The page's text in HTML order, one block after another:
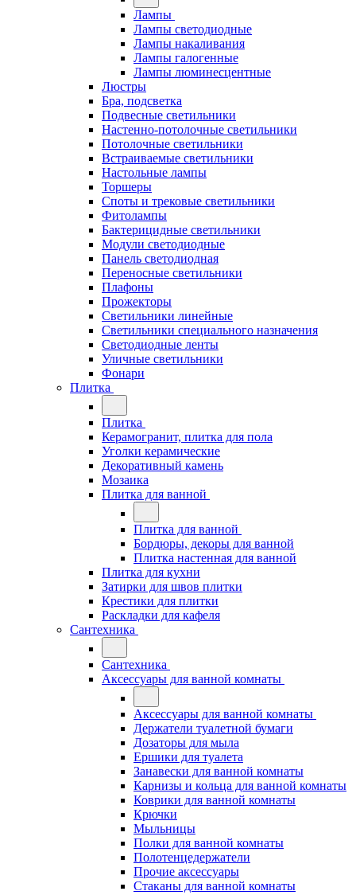
Лампы
Лампы светодиодные
Лампы накаливания
Лампы галогенные
Лампы люминесцентные
Люстры
Бра, подсветка
Подвесные светильники
Настенно-потолочные светильники
Потолочные светильники
Встраиваемые светильники
Настольные лампы
Торшеры
Споты и трековые светильники
Фитолампы
Бактерицидные светильники
Модули светодиодные
Панель светодиодная
Переносные светильники
Плафоны
Прожекторы
Светильники линейные
Светильники специального назначения
Светодиодные ленты
Уличные светильники
Фонари
Плитка
Плитка
Керамогранит, плитка для пола
Уголки керамические
Декоративный камень
Мозаика
Плитка для ванной
Плитка для ванной
Бордюры, декоры для ванной
Плитка настенная для ванной
Плитка для кухни
Затирки для швов плитки
Крестики для плитки
Раскладки для кафеля
Сантехника
Сантехника
Аксессуары для ванной комнаты
Аксессуары для ванной комнаты
Держатели туалетной бумаги
Дозаторы для мыла
Ершики для туалета
Занавески для ванной комнаты
Карнизы и кольца для ванной комнаты
Коврики для ванной комнаты
Крючки
Мыльницы
Полки для ванной комнаты
Полотенцедержатели
Прочие аксессуары
Стаканы для ванной комнаты